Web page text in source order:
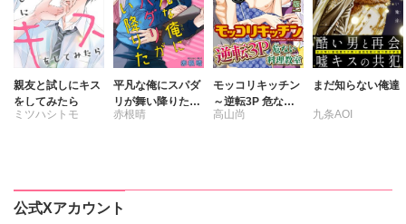
親友と試しにキス
をしてみたら
ミツハシトモ
平凡な俺にスパダ
リが舞い降りた
【豪華版】
赤根晴
モッコリキッチン
～逆転3P 危ない
料理教室【豪華
高山尚
まだ知らない俺達
九条AOI
公式Xアカウント